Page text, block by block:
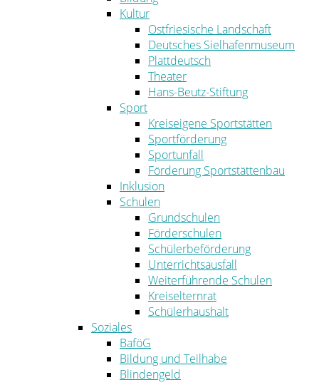
Kultur
Ostfriesische Landschaft
Deutsches Sielhafenmuseum
Plattdeutsch
Theater
Hans-Beutz-Stiftung
Sport
Kreiseigene Sportstätten
Sportförderung
Sportunfall
Förderung Sportstättenbau
Inklusion
Schulen
Grundschulen
Förderschulen
Schülerbeförderung
Unterrichtsausfall
Weiterführende Schulen
Kreiselternrat
Schülerhaushalt
Soziales
BaföG
Bildung und Teilhabe
Blindengeld